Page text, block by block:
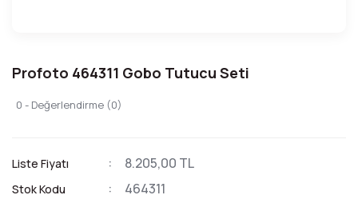
Profoto 464311 Gobo Tutucu Seti
0 - Değerlendirme (0)
Liste Fiyatı 8.205,00 TL
Stok Kodu 464311